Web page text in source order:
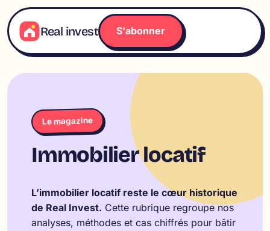
Aller
au
contenu
Real invest S'abonner
Le magazine
Immobilier locatif
L’immobilier locatif reste le cœur historique
de Real Invest. Cette rubrique regroupe nos
analyses, méthodes et cas chiffrés pour bâtir